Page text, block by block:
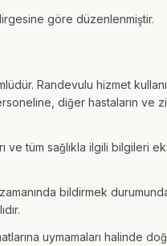
göre düzenlenmiştir.
Randevulu hizmet
diğer hastaların ve
ve tüm sağlıkla ilgili bilgileri
bildirmek
uymamaları halinde